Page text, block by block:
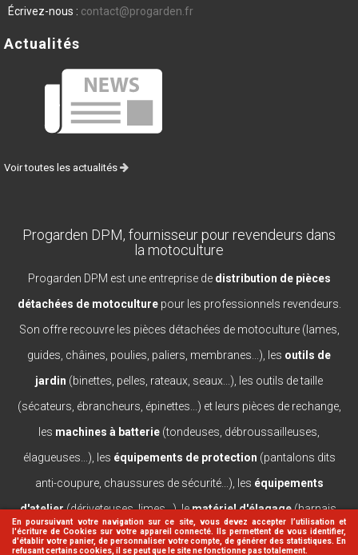
En poursuivant votre navigation sur ce site, vous devez accepter l’utilisation et
l'écriture de Cookies sur votre appareil connecté. Ils permettent de vous identifier,
d'établir votre panier, de personnaliser votre compte, de générer des statistiques. En
refusant certains cookies, il se peut que le site ne fonctionne pas totalement.
Écrivez-nous : contact@progarden.fr
Actualités
Voir toutes les actualités
Progarden DPM, fournisseur pour revendeurs dans
la motoculture
Progarden DPM est une entreprise de distribution de pièces
détachées de motoculturepour les professionnels revendeurs.
Son offre recouvre les pièces détachées de motoculture (lames,
guides, châines, poulies, paliers, membranes...), les outils de
jardin (binettes, pelles, rateaux, seaux...), les outils de taille
(sécateurs, ébrancheurs, épinettes...) et leurs pièces de rechange,
les machines à batterie (tondeuses, débroussailleuses,
élagueuses...), les équipements de protection (pantalons dits
anti-coupure, chaussures de sécurité...), les équipements
d'atelier(dériveteuses, limes...), lematériel d'élagage(harnais,
casques, lanceurs...).